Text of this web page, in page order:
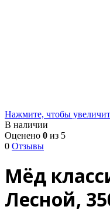
Нажмите, чтобы
В наличии
Оценено 0 из 5
0 Отзывы
Мёд
Лесной,